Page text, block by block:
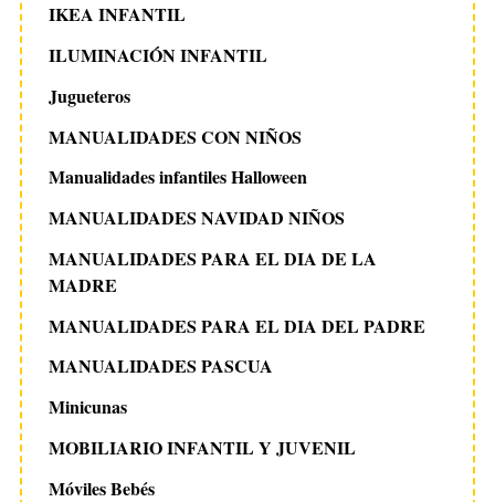
IKEA INFANTIL
ILUMINACIÓN INFANTIL
Jugueteros
MANUALIDADES CON NIÑOS
Manualidades infantiles Halloween
MANUALIDADES NAVIDAD NIÑOS
MANUALIDADES PARA EL DIA DE LA
MADRE
MANUALIDADES PARA EL DIA DEL PADRE
MANUALIDADES PASCUA
Minicunas
MOBILIARIO INFANTIL Y JUVENIL
Móviles Bebés